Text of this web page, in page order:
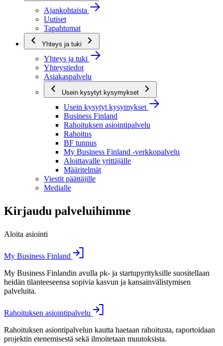
Ajankohtaista
Uutiset
Tapahtumat
Yhteys ja tuki
Yhteys ja tuki
Yhteystiedot
Asiakaspalvelu
Usein kysytyt kysymykset
Usein kysytyt kysymykset
Business Finland
Rahoituksen asiointipalvelu
Rahoitus
BF tunnus
My Business Finland -verkkopalvelu
Aloittavalle yrittäjälle
Määritelmät
Viestit päättäjille
Medialle
Kirjaudu palveluihimme
Aloita asiointi
My Business Finland
My Business Finlandin avulla pk- ja startupyrityksille suositellaan
heidän tilanteeseensa sopivia kasvun ja kansainvälistymisen
palveluita.
Rahoituksen asiointipalvelu
Rahoituksen asiontipalvelun kautta haetaan rahoitusta, raportoidaan
projektin etenemisestä sekä ilmoitetaan muutoksista.